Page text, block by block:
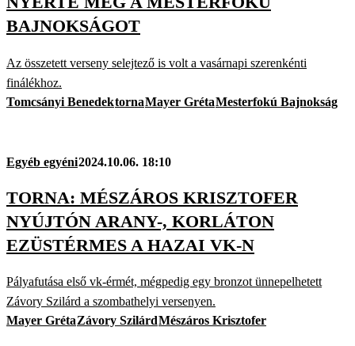
BAJNOKSÁGOT
Az összetett verseny selejtező is volt a vasárnapi szerenkénti
finálékhoz.
Tomcsányi BenedektornaMayer GrétaMesterfokú Bajnokság
Egyéb egyéni2024.10.06. 18:10
TORNA: MÉSZÁROS KRISZTOFER
NYÚJTÓN ARANY-, KORLÁTON
EZÜSTÉRMES A HAZAI VK-N
Pályafutása első vk-érmét, mégpedig egy bronzot ünnepelhetett
Závory Szilárd a szombathelyi versenyen.
Mayer GrétaZávory SzilárdMészáros Krisztofer